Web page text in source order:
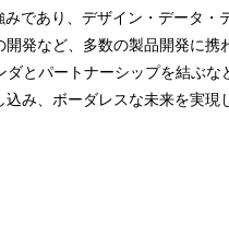
であり、デザイン・データ・
発など、多数の製品開発に携
とパートナーシップを結ぶな
み、ボーダレスな未来を実現